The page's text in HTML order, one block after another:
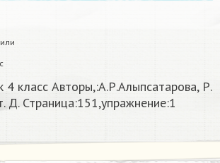
4 класс Авторы,:А.Р.Алыпсатарова, Р.
Д. Страница:151,упражнение:1